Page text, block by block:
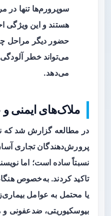
سوپرورم‌ها تنها در
هستند و این ویژگی
حضور دیگر مراحل
می‌تواند خطر
می‌دهد.
ملاک‌های ایمنی و
در مطالعه گزارش شد که
پرورش‌دهندگان تجاری
نسبتاً ساده است؛ اما
تاکید کردند. به‌خصوص
یا محتمل به عوامل
بیوسکیوریتی، ضدعفونی و